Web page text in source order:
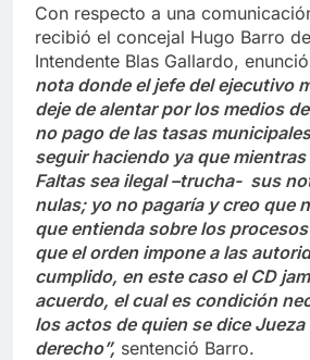
Con respecto a una
recibió el concejal Hugo Barro
Intendente Blas Gallardo,
nota donde el jefe del ejecutivo
deje de alentar por los medios
no pago de las tasas
seguir haciendo ya que mientras
Faltas sea ilegal –trucha- sus
nulas; yo no pagaría y creo que
que entienda sobre los
que el orden impone a las
cumplido, en este caso el CD
acuerdo, el cual es condición
los actos de quien se dice
derecho”, sentenció Barro.